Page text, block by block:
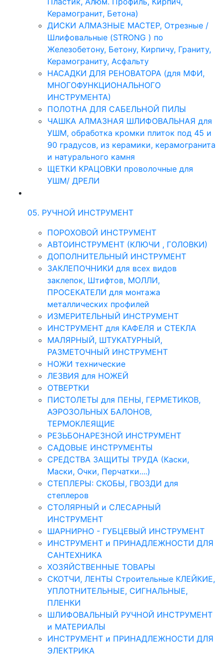
Керамогранит, Бетона)
ДИСКИ АЛМАЗНЫЕ МАСТЕР, Отрезные /
Шлифовальные (STRONG ) по
Железобетону, Бетону, Кирпичу, Граниту,
Керамограниту, Асфальту
НАСАДКИ ДЛЯ РЕНОВАТОРА (для МФИ,
МНОГОФУНКЦИОНАЛЬНОГО
ИНСТРУМЕНТА)
ПОЛОТНА ДЛЯ САБЕЛЬНОЙ ПИЛЫ
ЧАШКА АЛМАЗНАЯ ШЛИФОВАЛЬНАЯ для
УШМ, обработка кромки плиток под 45 и
90 градусов, из керамики, керамогранита
и натурального камня
ЩЕТКИ КРАЦОВКИ проволочные для
УШМ/ ДРЕЛИ
05. РУЧНОЙ ИНСТРУМЕНТ
ПОРОХОВОЙ ИНСТРУМЕНТ
АВТОИНСТРУМЕНТ (КЛЮЧИ , ГОЛОВКИ)
ДОПОЛНИТЕЛЬНЫЙ ИНСТРУМЕНТ
ЗАКЛЕПОЧНИКИ для всех видов
заклепок, Штифтов, МОЛЛИ,
ПРОСЕКАТЕЛИ для монтажа
металлических профилей
ИЗМЕРИТЕЛЬНЫЙ ИНСТРУМЕНТ
ИНСТРУМЕНТ для КАФЕЛЯ и СТЕКЛА
МАЛЯРНЫЙ, ШТУКАТУРНЫЙ,
РАЗМЕТОЧНЫЙ ИНСТРУМЕНТ
НОЖИ технические
ЛЕЗВИЯ для НОЖЕЙ
ОТВЕРТКИ
ПИСТОЛЕТЫ для ПЕНЫ, ГЕРМЕТИКОВ,
АЭРОЗОЛЬНЫХ БАЛОНОВ,
ТЕРМОКЛЕЯЩИЕ
РЕЗЬБОНАРЕЗНОЙ ИНСТРУМЕНТ
САДОВЫЕ ИНСТРУМЕНТЫ
СРЕДСТВА ЗАЩИТЫ ТРУДА (Каски,
Маски, Очки, Перчатки....)
СТЕПЛЕРЫ: СКОБЫ, ГВОЗДИ для
степлеров
СТОЛЯРНЫЙ и СЛЕСАРНЫЙ
ИНСТРУМЕНТ
ШАРНИРНО - ГУБЦЕВЫЙ ИНСТРУМЕНТ
ИНСТРУМЕНТ и ПРИНАДЛЕЖНОСТИ ДЛЯ
САНТЕХНИКА
ХОЗЯЙСТВЕННЫЕ ТОВАРЫ
СКОТЧИ, ЛЕНТЫ Строительные КЛЕЙКИЕ,
УПЛОТНИТЕЛЬНЫЕ, СИГНАЛЬНЫЕ,
ПЛЕНКИ
ШЛИФОВАЛЬНЫЙ РУЧНОЙ ИНСТРУМЕНТ
и МАТЕРИАЛЫ
ИНСТРУМЕНТ и ПРИНАДЛЕЖНОСТИ ДЛЯ
ЭЛЕКТРИКА